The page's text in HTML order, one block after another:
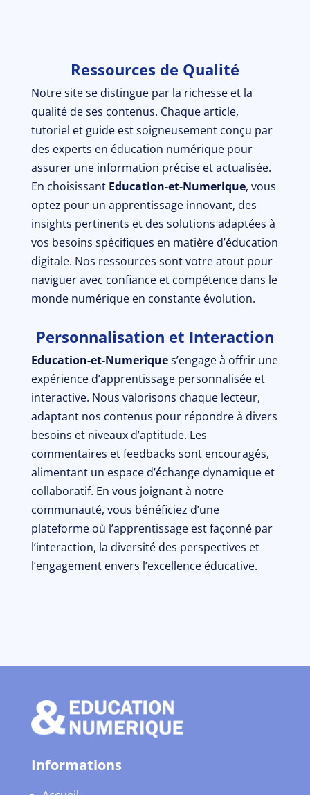
Ressources de Qualité
Notre site se distingue par la richesse et la
qualité de ses contenus. Chaque article,
tutoriel et guide est soigneusement conçu par
des experts en éducation numérique pour
assurer une information précise et actualisée.
En choisissant Education-et-Numerique, vous
optez pour un apprentissage innovant, des
insights pertinents et des solutions adaptées à
vos besoins spécifiques en matière d’éducation
digitale. Nos ressources sont votre atout pour
naviguer avec confiance et compétence dans le
monde numérique en constante évolution.
Personnalisation et Interaction
Education-et-Numeriques’engage à offrir une
expérience d’apprentissage personnalisée et
interactive. Nous valorisons chaque lecteur,
adaptant nos contenus pour répondre à divers
besoins et niveaux d’aptitude. Les
commentaires et feedbacks sont encouragés,
alimentant un espace d’échange dynamique et
collaboratif. En vous joignant à notre
communauté, vous bénéficiez d’une
plateforme où l’apprentissage est façonné par
l’interaction, la diversité des perspectives et
l’engagement envers l’excellence éducative.
Informations